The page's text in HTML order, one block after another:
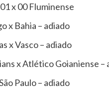
x 00 Fluminense
x Bahia – adiado
x Vasco – adiado
x Atlético Goianiense –
Paulo – adiado